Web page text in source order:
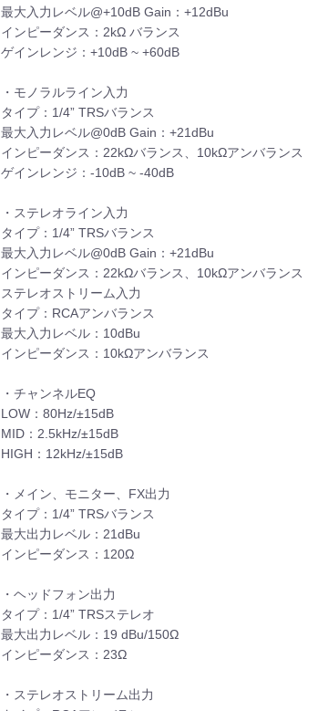
最大入力レベル@+10dB Gain：+12dBu
インピーダンス：2kΩ バランス
ゲインレンジ：+10dB ~ +60dB
・モノラルライン入力
タイプ：1/4” TRSバランス
最大入力レベル@0dB Gain：+21dBu
インピーダンス：22kΩバランス、10kΩアンバランス
ゲインレンジ：-10dB ~ -40dB
・ステレオライン入力
タイプ：1/4” TRSバランス
最大入力レベル@0dB Gain：+21dBu
インピーダンス：22kΩバランス、10kΩアンバランス
ステレオストリーム入力
タイプ：RCAアンバランス
最大入力レベル：10dBu
インピーダンス：10kΩアンバランス
・チャンネルEQ
LOW：80Hz/±15dB
MID：2.5kHz/±15dB
HIGH：12kHz/±15dB
・メイン、モニター、FX出力
タイプ：1/4” TRSバランス
最大出力レベル：21dBu
インピーダンス：120Ω
・ヘッドフォン出力
タイプ：1/4” TRSステレオ
最大出力レベル：19 dBu/150Ω
インピーダンス：23Ω
・ステレオストリーム出力